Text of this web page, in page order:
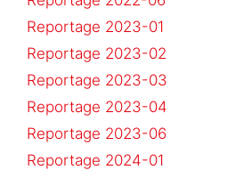
Reportage 2023-01
Reportage 2023-02
Reportage 2023-03
Reportage 2023-04
Reportage 2023-06
Reportage 2024-01